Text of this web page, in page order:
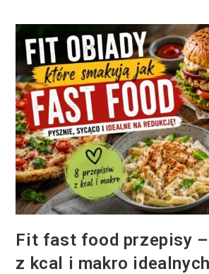
Fit fast food przepisy
z kcal i makro